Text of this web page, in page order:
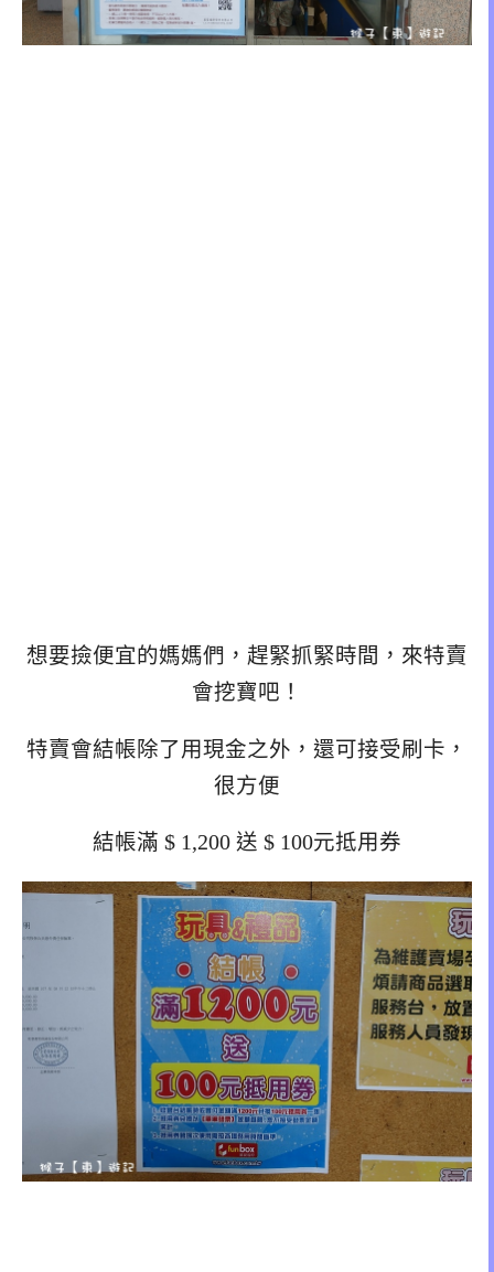
想要撿便宜的媽媽們，趕緊抓緊時間，來特賣
會挖寶吧！
特賣會結帳除了用現金之外，還可接受刷卡，
很方便
結帳滿 $ 1,200 送 $ 100元抵用券